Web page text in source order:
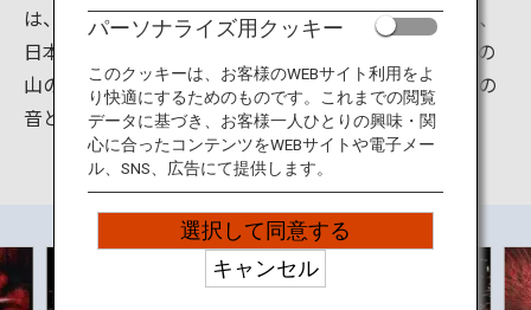
は、全国から選抜された一流の花火師たちが技を競う、
日本で最も権威のある競技大会です。目前の川と背景の
山のある花火鑑賞には絶好のロケーションで、大迫力の
音と光が味わえます。
パーソナライズ用クッキー
このクッキーは、お客様のWEBサイト利用をよ
り快適にするためのものです。これまでの閲覧
データに基づき、お客様一人ひとりの興味・関
心に合ったコンテンツをWEBサイトや電子メー
ル、SNS、広告にて提供します。
選択して同意する
キャンセル